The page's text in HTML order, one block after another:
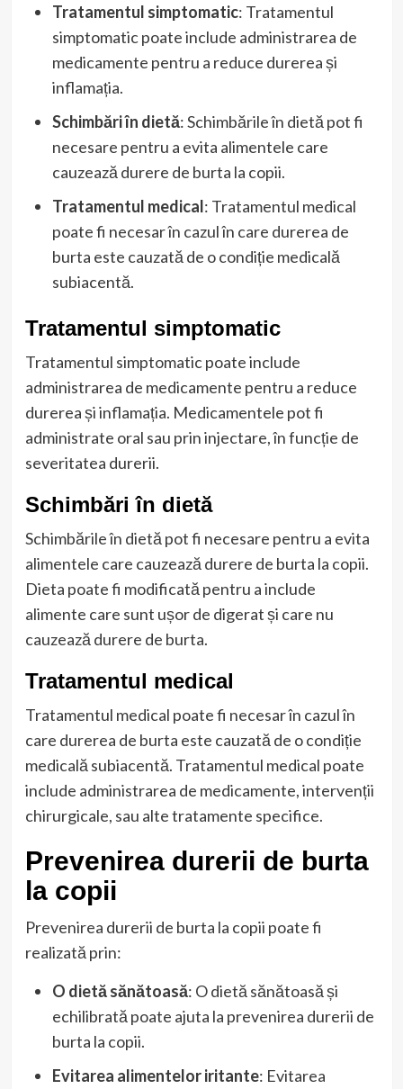
Tratamentul simptomatic: Tratamentul
simptomatic poate include administrarea de
medicamente pentru a reduce durerea și
inflamația.
Schimbări în dietă: Schimbările în dietă pot fi
necesare pentru a evita alimentele care
cauzează durere de burta la copii.
Tratamentul medical: Tratamentul medical
poate fi necesar în cazul în care durerea de
burta este cauzată de o condiție medicală
subiacentă.
Tratamentul simptomatic
Tratamentul simptomatic poate include
administrarea de medicamente pentru a reduce
durerea și inflamația. Medicamentele pot fi
administrate oral sau prin injectare, în funcție de
severitatea durerii.
Schimbări în dietă
Schimbările în dietă pot fi necesare pentru a evita
alimentele care cauzează durere de burta la copii.
Dieta poate fi modificată pentru a include
alimente care sunt ușor de digerat și care nu
cauzează durere de burta.
Tratamentul medical
Tratamentul medical poate fi necesar în cazul în
care durerea de burta este cauzată de o condiție
medicală subiacentă. Tratamentul medical poate
include administrarea de medicamente, intervenții
chirurgicale, sau alte tratamente specifice.
Prevenirea durerii de burta
la copii
Prevenirea durerii de burta la copii poate fi
realizată prin:
O dietă sănătoasă: O dietă sănătoasă și
echilibrată poate ajuta la prevenirea durerii de
burta la copii.
Evitarea alimentelor iritante: Evitarea